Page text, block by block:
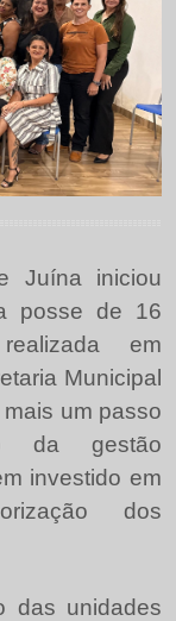
Juína iniciou
posse de 16
em
Municipal
um passo
da gestão
investido em
dos
das unidades